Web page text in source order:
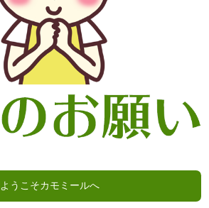
ようこそカモミールへ